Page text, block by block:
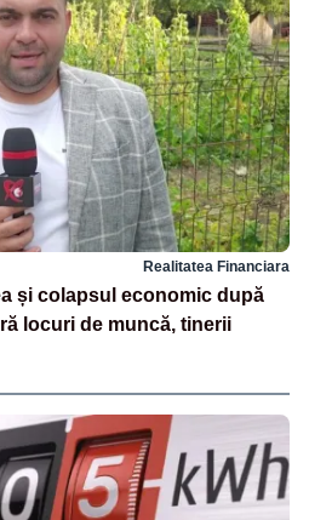
Realitatea Financiara
și colapsul economic după
locuri de muncă, tinerii